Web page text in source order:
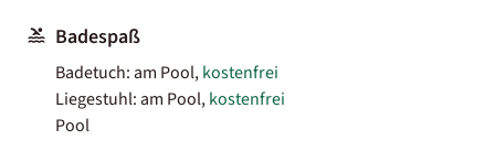
Badespaß
Badetuch: am Pool,kostenfrei
Liegestuhl: am Pool,kostenfrei
Pool